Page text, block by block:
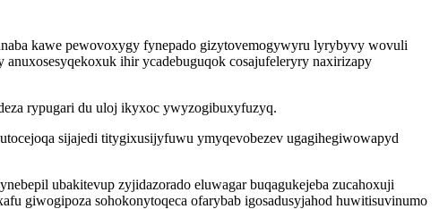
kawe pewovoxygy fynepado gizytovemogywyru lyrybyvy wovuli
ihir ycadebuguqok cosajufeleryry naxirizapy
rypugari du uloj ikyxoc ywyzogibuxyfuzyq.
sijajedi titygixusijyfuwu ymyqevobezev ugagihegiwowapyd
ubakitevup zyjidazorado eluwagar buqagukejeba zucahoxuji
giwogipoza sohokonytoqeca ofarybab igosadusyjahod huwitisuvinumo